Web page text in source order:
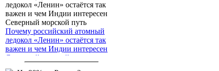
Почему российский атомный
ледокол «Ленин» остаётся так
важен и чем Индии интересен
Северный морской путь